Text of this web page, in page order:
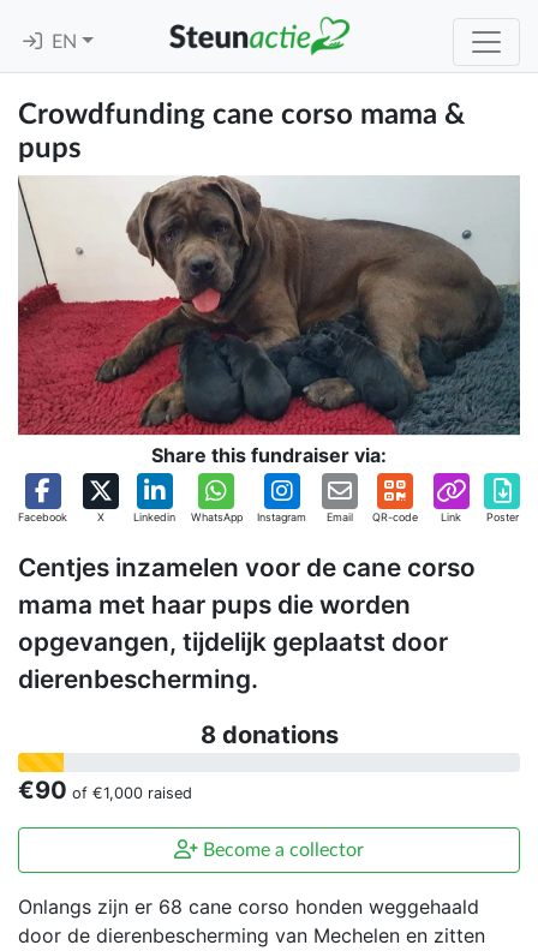
EN
Crowdfunding cane corso mama &
pups
Share this fundraiser via:
Facebook X Linkedin WhatsApp Instagram Email QR-code Link Poster
Centjes inzamelen voor de cane corso
mama met haar pups die worden
opgevangen, tijdelijk geplaatst door
dierenbescherming.
8 donations
€90 of €1,000 raised
Become a collector
Onlangs zijn er 68 cane corso honden weggehaald
door de dierenbescherming van Mechelen en zitten